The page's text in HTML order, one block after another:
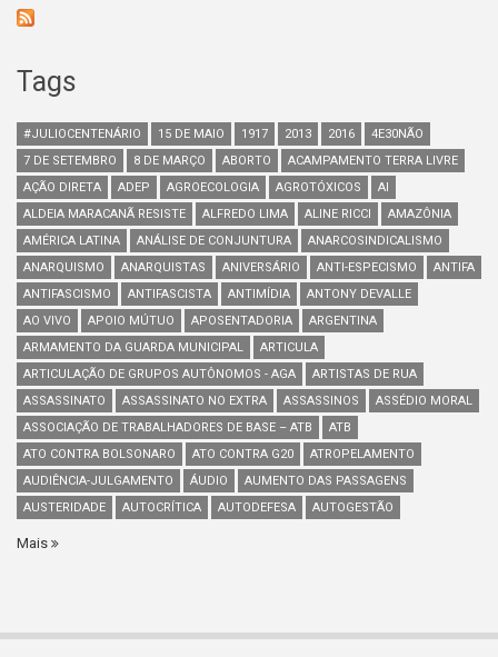
Tags
#JULIOCENTENÁRIO 15 DE MAIO 1917 2013 2016
4E30NÃO
7 DE SETEMBRO
8 DE MARÇO ABORTO
ACAMPAMENTO TERRA LIVRE
AÇÃO DIRETA
ADEP AGROECOLOGIA AGROTÓXICOS
AI
ALDEIA MARACANÃ RESISTE
ALFREDO LIMA ALINE RICCI
AMAZÔNIA
AMÉRICA LATINA
ANÁLISE DE CONJUNTURA
ANARCOSINDICALISMO
ANARQUISMO
ANARQUISTAS ANIVERSÁRIO ANTI-ESPECISMO
ANTIFA
ANTIFASCISMO
ANTIFASCISTA ANTIMÍDIA
ANTONY DEVALLE
AO VIVO
APOIO MÚTUO APOSENTADORIA
ARGENTINA
ARMAMENTO DA GUARDA MUNICIPAL
ARTICULA
ARTICULAÇÃO DE GRUPOS AUTÔNOMOS - AGA
ARTISTAS DE RUA
ASSASSINATO
ASSASSINATO NO EXTRA ASSASSINOS
ASSÉDIO MORAL
ASSOCIAÇÃO DE TRABALHADORES DE BASE – ATB
ATB
ATO CONTRA BOLSONARO
ATO CONTRA G20
ATROPELAMENTO
AUDIÊNCIA-JULGAMENTO
ÁUDIO
AUMENTO DAS PASSAGENS
AUSTERIDADE
AUTOCRÍTICA AUTODEFESA AUTOGESTÃO
Mais